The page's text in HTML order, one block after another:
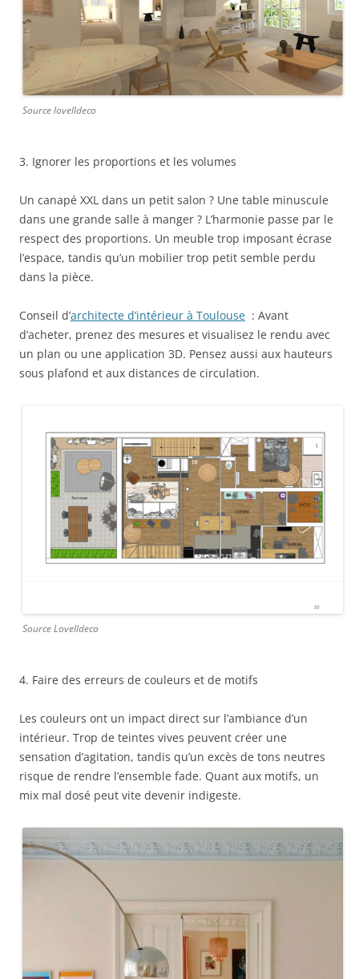
Source lovelldeco
3. Ignorer les proportions et les volumes
Un canapé XXL dans un petit salon ? Une table minuscule
dans une grande salle à manger ? L’harmonie passe par le
respect des proportions. Un meuble trop imposant écrase
l’espace, tandis qu’un mobilier trop petit semble perdu
dans la pièce.
Conseil d’architecte d’intérieur à Toulouse : Avant
d’acheter, prenez des mesures et visualisez le rendu avec
un plan ou une application 3D. Pensez aussi aux hauteurs
sous plafond et aux distances de circulation.
Source Lovelldeco
4. Faire des erreurs de couleurs et de motifs
Les couleurs ont un impact direct sur l’ambiance d’un
intérieur. Trop de teintes vives peuvent créer une
sensation d’agitation, tandis qu’un excès de tons neutres
risque de rendre l’ensemble fade. Quant aux motifs, un
mix mal dosé peut vite devenir indigeste.